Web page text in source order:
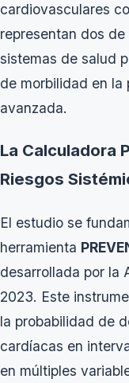
cardiovasculares
representan dos
sistemas de salud
de morbilidad en la
avanzada.
La Calculadora
Riesgos
El estudio se
herramienta
desarrollada por la
2023. Este
la probabilidad de
cardíacas en
en múltiples